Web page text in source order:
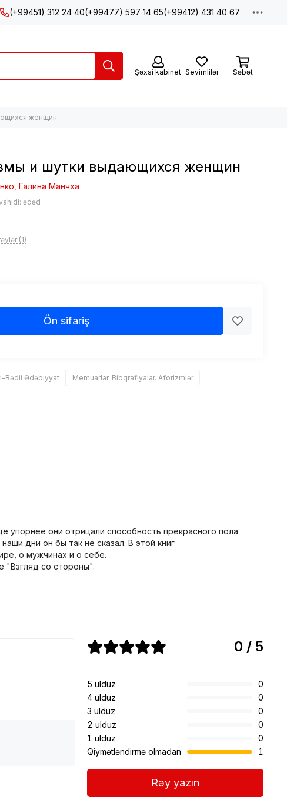
(+99451) 312 24 40(+99477) 597 14 65(+99412) 431 40 67
Şəxsi kabinet Sevimlilər Səbət
женщин
и шутки выдающихся женщин
Галина Манчха
ədəd
(1)
Ön sifariş
Bədii Ədəbiyyat Memuarlar. Bioqrafiyalar. Aforizmlər
упорнее они отрицали способность прекрасного пола
дни он бы так не сказал. В этой книг
о мужчинах и о себе.
"Взгляд со стороны".
0 / 5
5 ulduz
0
4 ulduz
0
3 ulduz
0
2 ulduz
0
1 ulduz
0
Qiymətləndirmə olmadan
1
Rəy yazın